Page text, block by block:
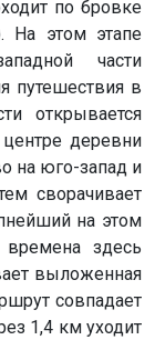
по бровке
На этом этапе
части
путешествия в
открывается
деревни
на юго-запад и
сворачивает
на этом
здесь
выложенная
совпадает
1,4 км уходит